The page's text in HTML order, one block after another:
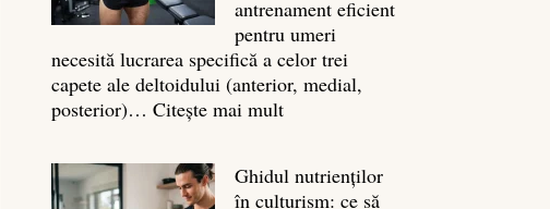
musculare
antrenament eficient
pentru umeri
necesită lucrarea specifică a celor trei
capete ale deltoidului (anterior, medial,
posterior)…Citește mai mult:
Ghid
Ghidul nutrienților
în culturism: ce să